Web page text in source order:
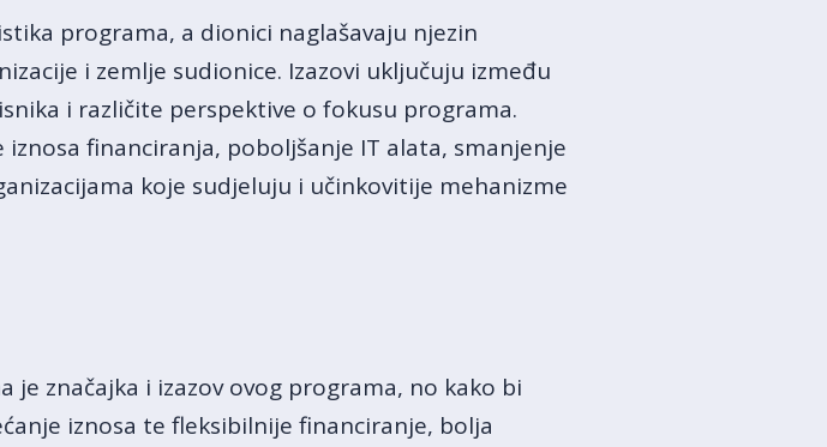
programa, a dionici naglašavaju njezin
i zemlje sudionice. Izazovi uključuju između
i različite perspektive o fokusu programa.
financiranja, poboljšanje IT alata, smanjenje
koje sudjeluju i učinkovitije mehanizme
značajka i izazov ovog programa, no kako bi
iznosa te fleksibilnije financiranje, bolja